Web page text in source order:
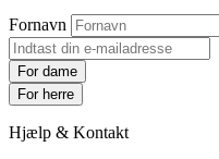
Fornavn
For dame
For herre
Hjælp & Kontakt